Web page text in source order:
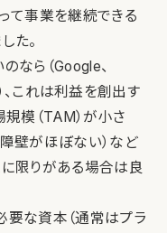
て事業を継続できる
た。
なら（Google、
これは利益を創出す
規模（TAM）が小さ
壁がほぼない）など
限りがある場合は良
要な資本（通常はプラ